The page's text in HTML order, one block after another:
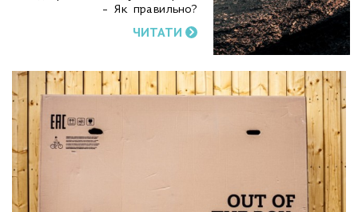
- Як правильно?
ЧИТАТИ